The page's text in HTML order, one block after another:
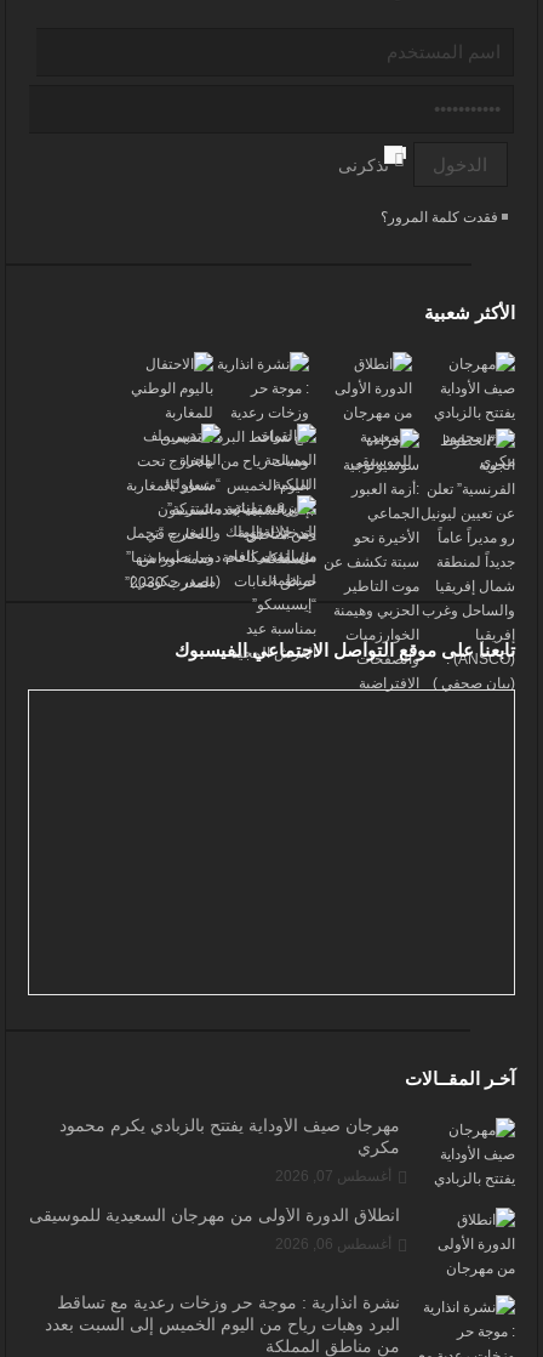
تذكرنى
فقدت كلمة المرور؟
الأكثر شعبية
تابعنا على موقع التواصل الاجتماعي الفيسبوك
آخـر المقــالات
مهرجان صيف الأوداية يفتتح بالزبادي يكرم محمود
مكري
أغسطس 07, 2026
انطلاق الدورة الأولى من مهرجان السعيدية للموسيقى
أغسطس 06, 2026
نشرة انذارية : موجة حر وزخات رعدية مع تساقط
البرد وهبات رياح من اليوم الخميس إلى السبت بعدد
من مناطق المملكة